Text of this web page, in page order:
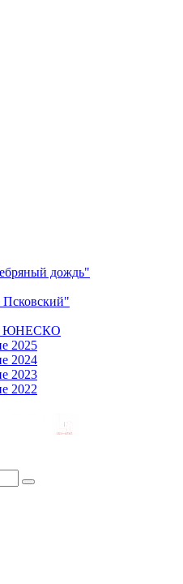
дождь"
Псковский"
в ЮНЕСКО
2025
2024
2023
2022